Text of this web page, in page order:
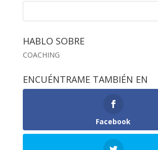
HABLO SOBRE
COACHING
ENCUÉNTRAME TAMBIÉN EN
Facebook